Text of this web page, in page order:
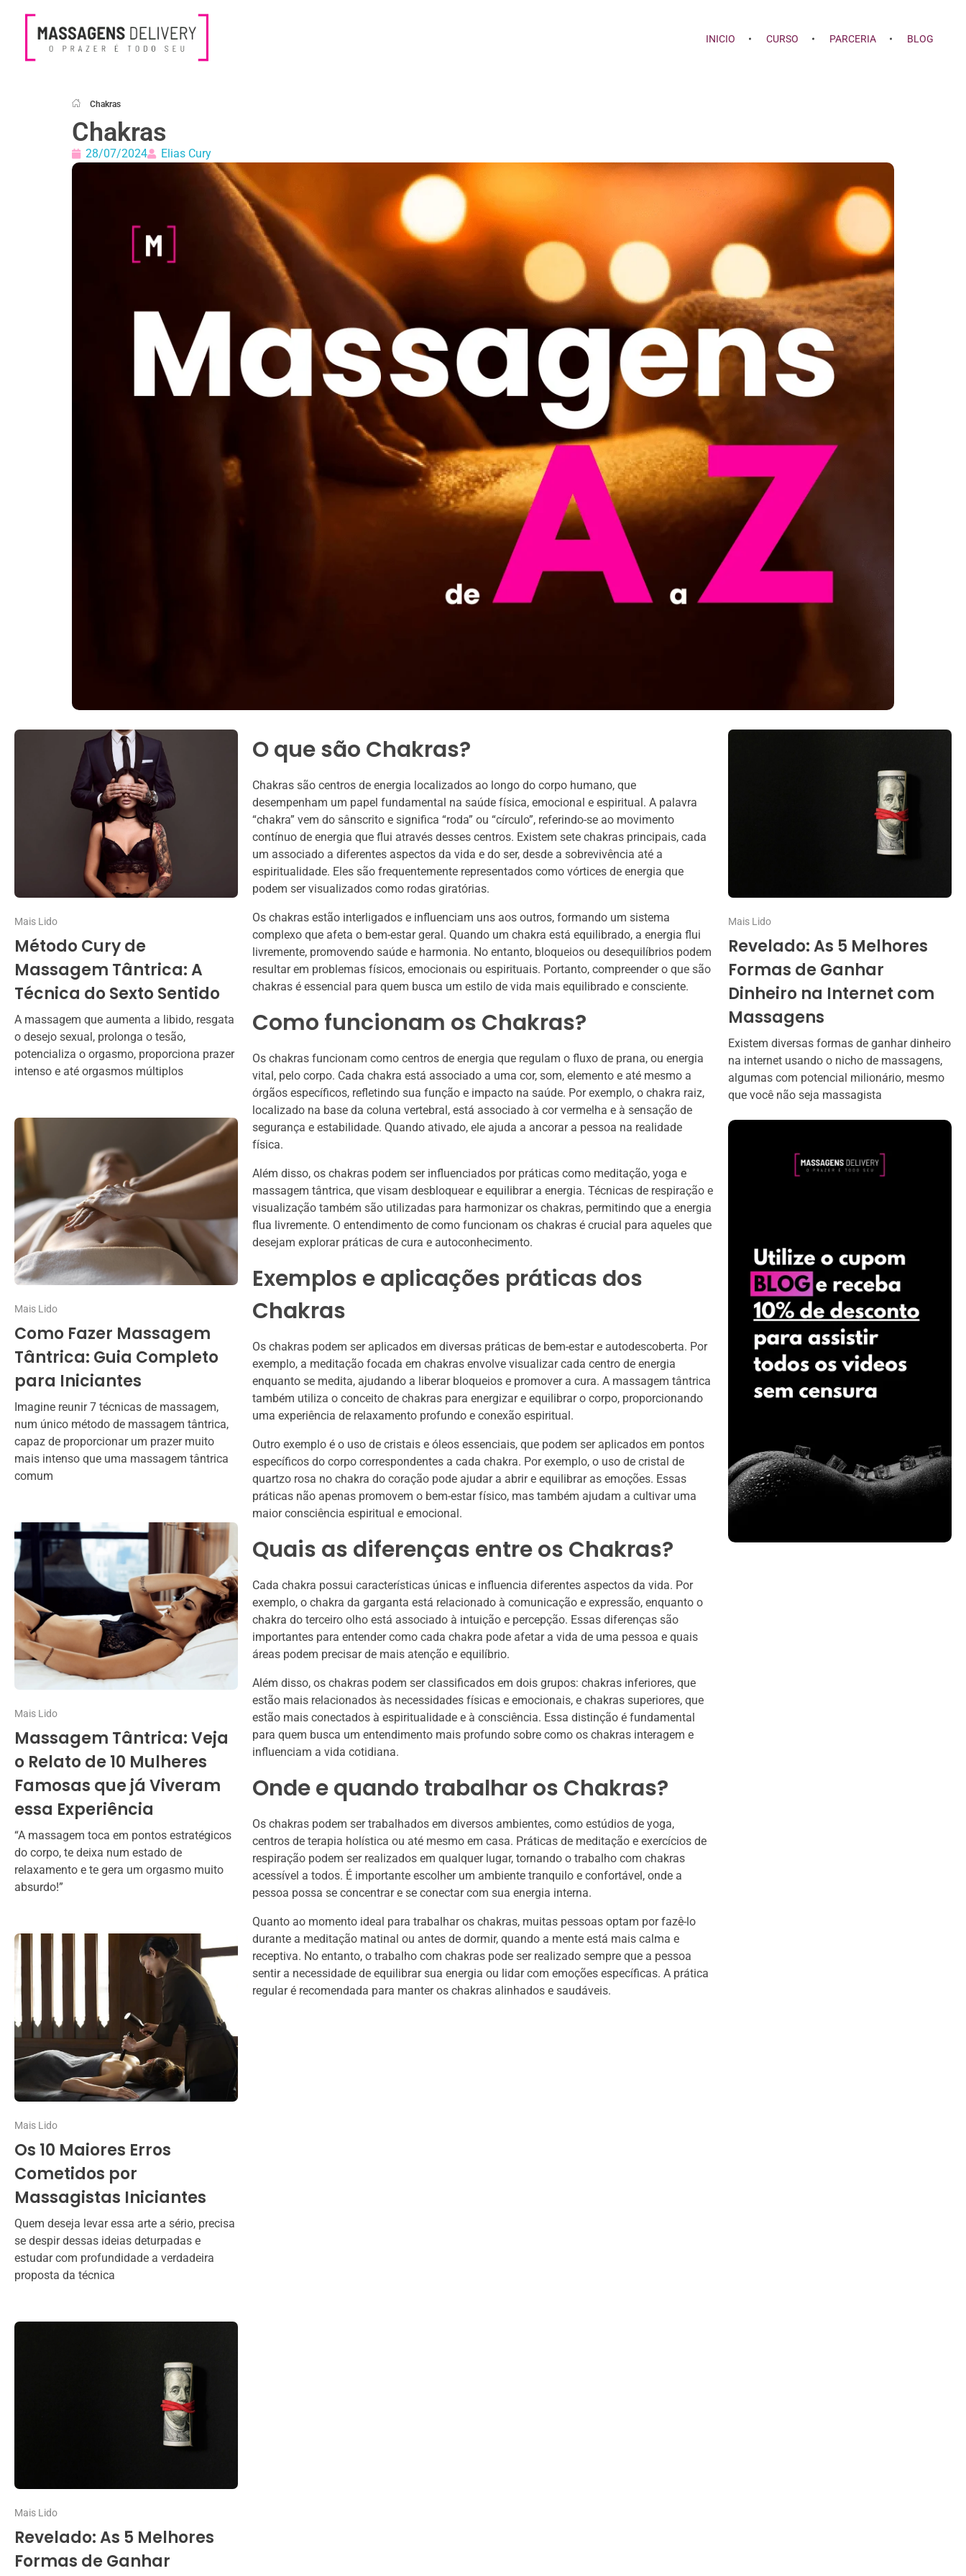
INICIO CURSO PARCERIA BLOG
Chakras
Chakras
28/07/2024 Elias Cury
Mais Lido
Método Cury de
Massagem Tântrica: A
Técnica do Sexto Sentido
A massagem que aumenta a libido, resgata
o desejo sexual, prolonga o tesão,
potencializa o orgasmo, proporciona prazer
intenso e até orgasmos múltiplos
Mais Lido
Como Fazer Massagem
Tântrica: Guia Completo
para Iniciantes
Imagine reunir 7 técnicas de massagem,
num único método de massagem tântrica,
capaz de proporcionar um prazer muito
mais intenso que uma massagem tântrica
comum
Mais Lido
Massagem Tântrica: Veja
o Relato de 10 Mulheres
Famosas que já Viveram
essa Experiência
“A massagem toca em pontos estratégicos
do corpo, te deixa num estado de
relaxamento e te gera um orgasmo muito
absurdo!”
Mais Lido
Os 10 Maiores Erros
Cometidos por
Massagistas Iniciantes
Quem deseja levar essa arte a sério, precisa
se despir dessas ideias deturpadas e
estudar com profundidade a verdadeira
proposta da técnica
Mais Lido
Revelado: As 5 Melhores
Formas de Ganhar
O que são Chakras?
Chakras são centros de energia localizados ao longo do corpo humano, que
desempenham um papel fundamental na saúde física, emocional e espiritual. A palavra
“chakra” vem do sânscrito e significa “roda” ou “círculo”, referindo-se ao movimento
contínuo de energia que flui através desses centros. Existem sete chakras principais, cada
um associado a diferentes aspectos da vida e do ser, desde a sobrevivência até a
espiritualidade. Eles são frequentemente representados como vórtices de energia que
podem ser visualizados como rodas giratórias.
Os chakras estão interligados e influenciam uns aos outros, formando um sistema
complexo que afeta o bem-estar geral. Quando um chakra está equilibrado, a energia flui
livremente, promovendo saúde e harmonia. No entanto, bloqueios ou desequilíbrios podem
resultar em problemas físicos, emocionais ou espirituais. Portanto, compreender o que são
chakras é essencial para quem busca um estilo de vida mais equilibrado e consciente.
Como funcionam os Chakras?
Os chakras funcionam como centros de energia que regulam o fluxo de prana, ou energia
vital, pelo corpo. Cada chakra está associado a uma cor, som, elemento e até mesmo a
órgãos específicos, refletindo sua função e impacto na saúde. Por exemplo, o chakra raiz,
localizado na base da coluna vertebral, está associado à cor vermelha e à sensação de
segurança e estabilidade. Quando ativado, ele ajuda a ancorar a pessoa na realidade
física.
Além disso, os chakras podem ser influenciados por práticas como meditação, yoga e
massagem tântrica, que visam desbloquear e equilibrar a energia. Técnicas de respiração e
visualização também são utilizadas para harmonizar os chakras, permitindo que a energia
flua livremente. O entendimento de como funcionam os chakras é crucial para aqueles que
desejam explorar práticas de cura e autoconhecimento.
Exemplos e aplicações práticas dos
Chakras
Os chakras podem ser aplicados em diversas práticas de bem-estar e autodescoberta. Por
exemplo, a meditação focada em chakras envolve visualizar cada centro de energia
enquanto se medita, ajudando a liberar bloqueios e promover a cura. A massagem tântrica
também utiliza o conceito de chakras para energizar e equilibrar o corpo, proporcionando
uma experiência de relaxamento profundo e conexão espiritual.
Outro exemplo é o uso de cristais e óleos essenciais, que podem ser aplicados em pontos
específicos do corpo correspondentes a cada chakra. Por exemplo, o uso de cristal de
quartzo rosa no chakra do coração pode ajudar a abrir e equilibrar as emoções. Essas
práticas não apenas promovem o bem-estar físico, mas também ajudam a cultivar uma
maior consciência espiritual e emocional.
Quais as diferenças entre os Chakras?
Cada chakra possui características únicas e influencia diferentes aspectos da vida. Por
exemplo, o chakra da garganta está relacionado à comunicação e expressão, enquanto o
chakra do terceiro olho está associado à intuição e percepção. Essas diferenças são
importantes para entender como cada chakra pode afetar a vida de uma pessoa e quais
áreas podem precisar de mais atenção e equilíbrio.
Além disso, os chakras podem ser classificados em dois grupos: chakras inferiores, que
estão mais relacionados às necessidades físicas e emocionais, e chakras superiores, que
estão mais conectados à espiritualidade e à consciência. Essa distinção é fundamental
para quem busca um entendimento mais profundo sobre como os chakras interagem e
influenciam a vida cotidiana.
Onde e quando trabalhar os Chakras?
Os chakras podem ser trabalhados em diversos ambientes, como estúdios de yoga,
centros de terapia holística ou até mesmo em casa. Práticas de meditação e exercícios de
respiração podem ser realizados em qualquer lugar, tornando o trabalho com chakras
acessível a todos. É importante escolher um ambiente tranquilo e confortável, onde a
pessoa possa se concentrar e se conectar com sua energia interna.
Quanto ao momento ideal para trabalhar os chakras, muitas pessoas optam por fazê-lo
durante a meditação matinal ou antes de dormir, quando a mente está mais calma e
receptiva. No entanto, o trabalho com chakras pode ser realizado sempre que a pessoa
sentir a necessidade de equilibrar sua energia ou lidar com emoções específicas. A prática
regular é recomendada para manter os chakras alinhados e saudáveis.
Mais Lido
Revelado: As 5 Melhores
Formas de Ganhar
Dinheiro na Internet com
Massagens
Existem diversas formas de ganhar dinheiro
na internet usando o nicho de massagens,
algumas com potencial milionário, mesmo
que você não seja massagista